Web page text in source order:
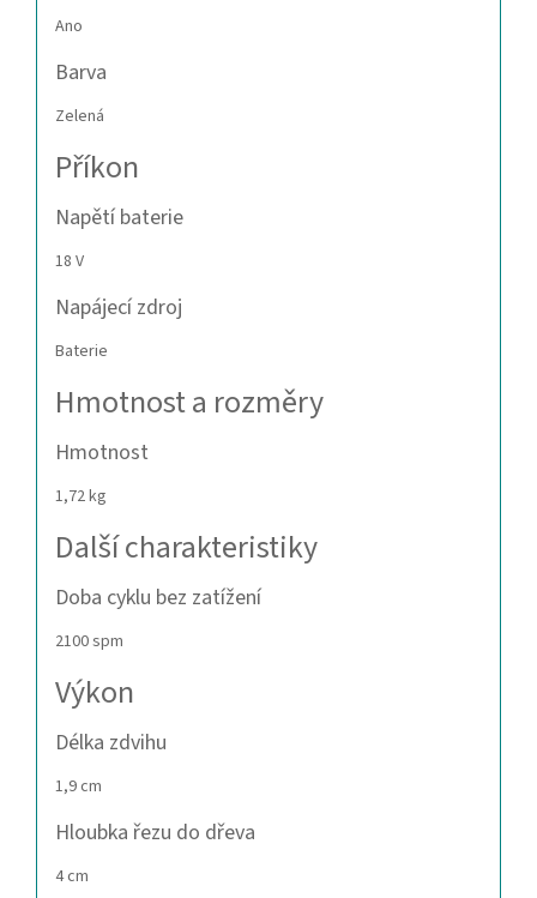
Ano
Barva
Zelená
Příkon
Napětí baterie
18 V
Napájecí zdroj
Baterie
Hmotnost a rozměry
Hmotnost
1,72 kg
Další charakteristiky
Doba cyklu bez zatížení
2100 spm
Výkon
Délka zdvihu
1,9 cm
Hloubka řezu do dřeva
4 cm